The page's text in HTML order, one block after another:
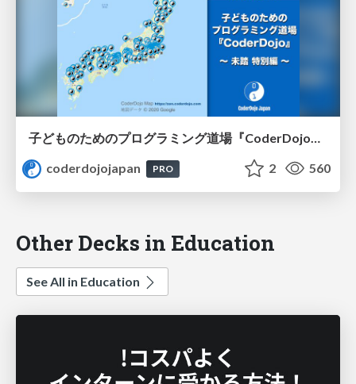
子どものためのプログラミング道場『CoderDojo』〜未踏 特別編〜 / Mitou and CoderDojo communities
coderdojojapan
PRO 2 560
Other Decks in Education
See All in Education